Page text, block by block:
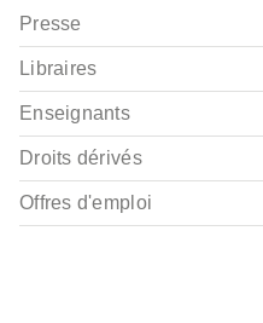
Presse
Libraires
Enseignants
Droits dérivés
Offres d'emploi